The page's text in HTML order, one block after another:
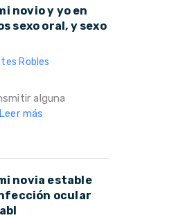
novio y yo en
sexo oral, y sexo
Robles
alguna
Leer más
novia estable
ocular